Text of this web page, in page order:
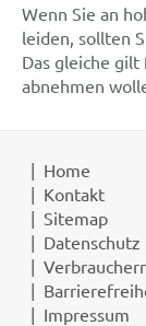
Wenn Sie an
leiden, sollten
Das gleiche
abnehmen
Home
Kontakt
Sitemap
Datenschutz
Impressum